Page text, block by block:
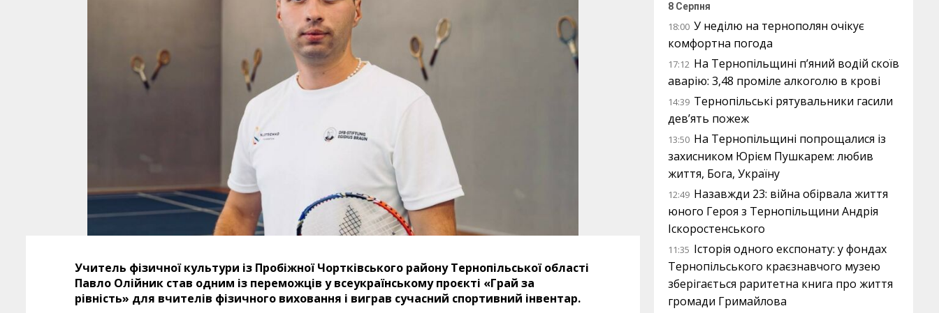
Учитель фізичної культури із Пробіжної Чортківського району Тернопільської області
Павло Олійник став одним із переможців у всеукраїнському проєкті «Грай за
рівність» для вчителів фізичного виховання і виграв сучасний спортивний інвентар.
8 Серпня
18:00 У неділю на тернополян очікує
комфортна погода
17:12 На Тернопільщині п’яний водій скоїв
аварію: 3,48 проміле алкоголю в крові
14:39 Тернопільські рятувальники гасили
дев’ять пожеж
13:50 На Тернопільщині попрощалися із
захисником Юрієм Пушкарем: любив
життя, Бога, Україну
12:49 Назавжди 23: війна обірвала життя
юного Героя з Тернопільщини Андрія
Іскоростенського
11:35 Історія одного експонату: у фондах
Тернопільського краєзнавчого музею
зберігається раритетна книга про життя
громади Гримайлова